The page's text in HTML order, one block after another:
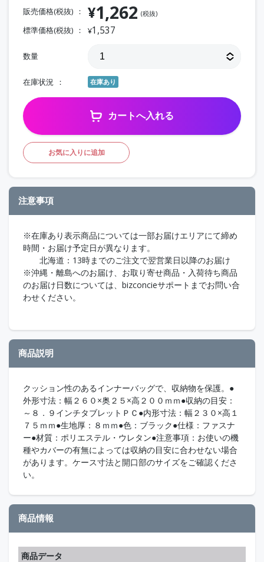
販売価格(税抜) ¥1,262 (税抜)
標準価格(税抜) ¥1,537
数量
在庫状況 在庫あり
カートへ入れる
お気に入りに追加
注意事項
※在庫あり表示商品については一部お届けエリアにて締め
時間・お届け予定日が異なります。
北海道：13時までのご注文で翌営業日以降のお届け
※沖縄・離島へのお届け、お取り寄せ商品・入荷待ち商品
のお届け日数については、bizconcieサポートまでお問い合
わせください。
商品説明
クッション性のあるインナーバッグで、収納物を保護。●
外形寸法：幅２６０×奥２５×高２００ｍｍ●収納の目安：
～８．９インチタブレットＰＣ●内形寸法：幅２３０×高１
７５ｍｍ●生地厚：８ｍｍ●色：ブラック●仕様：ファスナ
ー●材質：ポリエステル・ウレタン●注意事項：お使いの機
種やカバーの有無によっては収納の目安に合わせない場合
があります。ケース寸法と開口部のサイズをご確認くださ
い。
商品情報
商品データ